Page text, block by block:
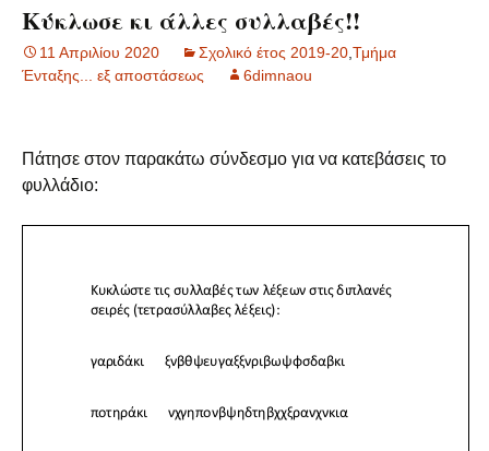
Κύκλωσε κι άλλες συλλαβές!!
11 Απριλίου 2020 Σχολικό έτος 2019-20 Τμήμα
Ένταξης... εξ αποστάσεως
6dimnaou
Πάτησε στον παρακάτω σύνδεσμο για να κατεβάσεις το
φυλλάδιο: